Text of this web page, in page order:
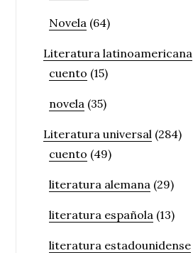
Novela (64)
Literatura latinoamericana
cuento (15)
novela (35)
Literatura universal (284)
cuento (49)
literatura alemana (29)
literatura española (13)
literatura estadounidense